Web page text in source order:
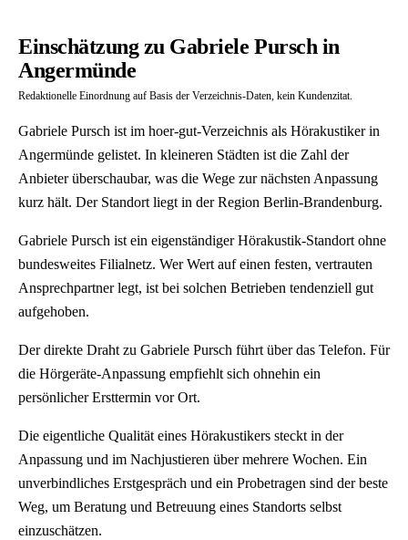
Einschätzung zu Gabriele Pursch in
Angermünde
Redaktionelle Einordnung auf Basis der Verzeichnis-Daten, kein Kundenzitat.
Gabriele Pursch ist im hoer-gut-Verzeichnis als Hörakustiker in
Angermünde gelistet. In kleineren Städten ist die Zahl der
Anbieter überschaubar, was die Wege zur nächsten Anpassung
kurz hält. Der Standort liegt in der Region Berlin-Brandenburg.
Gabriele Pursch ist ein eigenständiger Hörakustik-Standort ohne
bundesweites Filialnetz. Wer Wert auf einen festen, vertrauten
Ansprechpartner legt, ist bei solchen Betrieben tendenziell gut
aufgehoben.
Der direkte Draht zu Gabriele Pursch führt über das Telefon. Für
die Hörgeräte-Anpassung empfiehlt sich ohnehin ein
persönlicher Ersttermin vor Ort.
Die eigentliche Qualität eines Hörakustikers steckt in der
Anpassung und im Nachjustieren über mehrere Wochen. Ein
unverbindliches Erstgespräch und ein Probetragen sind der beste
Weg, um Beratung und Betreuung eines Standorts selbst
einzuschätzen.